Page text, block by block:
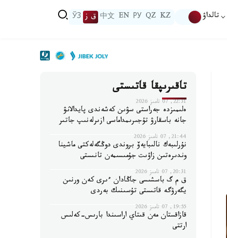
تالداۋ KZ
QZ
РУ
EN
中文 ق ز ЎЗ
تاقىرىپقا قاتىستى
22:31, 07 تامىز 2026
ەلىمىزدە جەراستى سۋىن كەشەندى پايدالانۋ
جانە باسقارۋ تۇجىرىمداماسى ازىرلەنىپ جاتىر
21:44, 07 تامىز 2026
نۇرلىبەك نالىبايەۆ بروندى دوڭگەلەكتى ماشينا
وندىرەتىن زاۋىت جۇمىسىمەن تانىستى
20:31, 07 تامىز 2026
ق م گ باسشىسى جاڭادان ءىرى كەن ورنىن
يگەرۋگە قاتىستى تۇسىنىك بەردى
19:55, 07 تامىز 2026
قازاقستان مەن قىتاي اراسىندا بارىس-كەلىس
ارتتى